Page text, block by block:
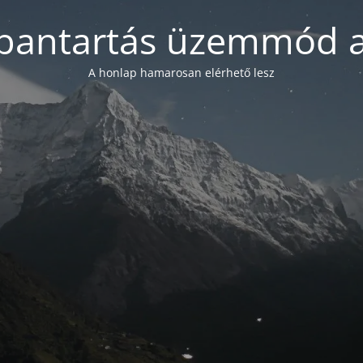
üzemmód
A honlap hamarosan elérhető lesz